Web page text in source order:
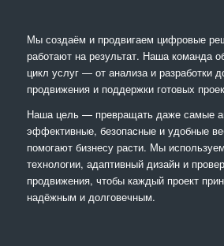
Мы создаём и продвигаем цифровые
работают на результат. Наша команда
цикл услуг — от анализа и разработки
продвижения и поддержки готовых
Наша цель — превращать даже самые
эффективные, безопасные и удобные
помогают бизнесу расти. Мы
технологии, адаптивный дизайн и
продвижения, чтобы каждый проект
надёжным и долговечным.